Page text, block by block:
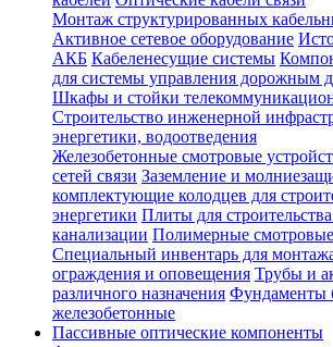
Монтаж структурированных
Активное сетевое оборудование
АКБ Кабеленесущие системы
для системы управления
Шкафы и стойки
Строительство инженерной
энергетики, водоотведения
Железобетонные смотровые
сетей связи Заземление и
комплектующие колодцев для
энергетики Плиты для
канализации Полимерные смотровые
Специальный инвентарь для
ограждения и оповещения Трубы и
различного назначения Фундаменты
железобетонные
Пассивные оптические компоненты